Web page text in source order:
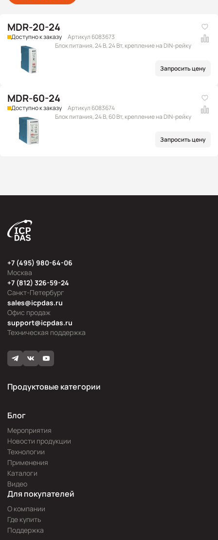
MDR-20-24
Доступно к заказу
Артикул 6083673
Блок питания, 24 В, 24 Вт, крепление на DIN-рейку
Запросить цену
MDR-60-24
Доступно к заказу
Артикул 6083674
Блок питания, 24 В, 60 Вт, крепление на DIN-рейку
Запросить цену
Москва
+7 (495) 980-64-06
Офис продаж
sales@icpdas.ru
Санкт-Петербург
+7 (812) 326-59-24
Техническая поддержка
support@icpdas.ru
Продуктовые категории
Блог
Мероприятия
Новости продукции
Технологии
Применения
Каталоги
Видео
Для покупателей
О компании
Где купить
Поддержка